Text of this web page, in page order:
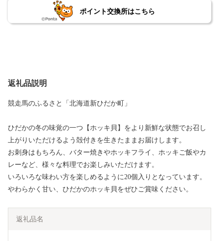
ポイント交換所はこちら
返礼品説明
競走馬のふるさと「北海道新ひだか町」
ひだかの冬の味覚の一つ【ホッキ貝】をより新鮮な状態でお召し
上がりいただけるよう殻付きを生きたままお届けします。
お刺身はもちろん、バター焼きやホッキフライ、ホッキご飯やカ
レーなど、様々な料理でお楽しみいただけます。
いろいろな味わい方を楽しめるように20個入りとなっています。
やわらかく甘い、ひだかのホッキ貝をぜひご賞味ください。
返礼品名